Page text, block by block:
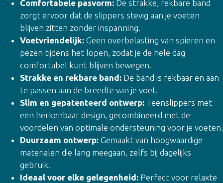
Comfortabele pasvorm: De strakke, rekbare band
zorgt ervoor dat de slippers stevig aan je voeten
blijven zitten zonder inspanning.
Voetvriendelijk: Geen overbelasting van spieren en
pezen tijdens het lopen, zodat je de hele dag
comfortabel kunt blijven bewegen.
Strakke en rekbare band: De band is rekbaar en aan
te passen aan de breedte van je voet.
Slim en gepatenteerd ontwerp: Teenslippers met
een herkenbaar design, gecombineerd met de
voordelen van optimale ondersteuning voor je voeten.
Duurzaam ontwerp: Gemaakt van hoogwaardige
materialen die lang meegaan, zelfs bij dagelijks
gebruik.
Ideaal voor elke gelegenheid: Perfect voor relaxte